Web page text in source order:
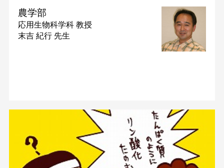
農学部
応用生物科学科 教授
末吉 紀行 先生